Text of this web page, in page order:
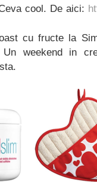
cool. De aici:
cu fructe la
weekend in